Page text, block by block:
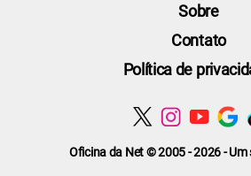
Oficina da Net © 2005 - 2026 -
Sobre
Contato
Política de